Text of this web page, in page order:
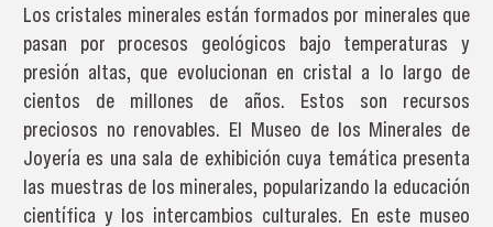
Los cristales minerales están formados por minerales que
pasan por procesos geológicos bajo temperaturas y
presión altas, que evolucionan en cristal a lo largo de
cientos de millones de años. Estos son recursos
preciosos no renovables. El Museo de los Minerales de
Joyería es una sala de exhibición cuya temática presenta
las muestras de los minerales, popularizando la educación
científica y los intercambios culturales. En este museo